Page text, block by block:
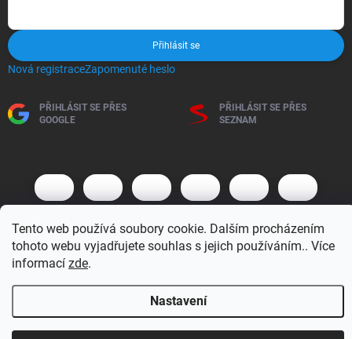
Tento web používá soubory cookie. Dalším procházením
tohoto webu vyjadřujete souhlas s jejich používáním.. Více
informací zde.
Nastavení
Přihlásit se
Nová registraceZapomenuté heslo
PŘIHLÁSIT SE PŘES
GOOGLE
PŘIHLÁSIT SE PŘES
SEZNAM
Vytvořil Shoptet
nastavení cookies